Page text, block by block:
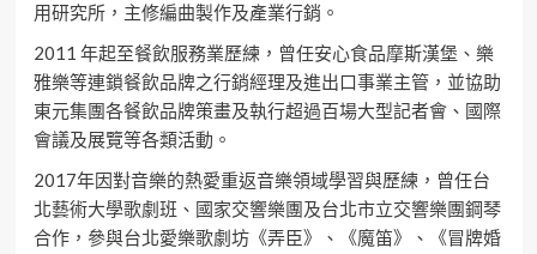
用研究所，主修編曲製作及產業行銷。
2011 年起至餐飲服務業歷練，曾任安心食品摩斯漢堡、樂
雅樂等連鎖餐飲品牌之行銷經理及進出口事業主管，並協助
東元集團各餐飲品牌策畫及執行超過百場大型記者會、國際
會議及展覽等各類活動。
2017年因對音樂的熱愛重返音樂領域學習與歷練，曾任台
北藝術大學歌劇班、國家交響樂團及台北市立交響樂團鋼琴
合作，參與台北愛樂歌劇坊《弄臣》、《魔笛》、《冒牌婚